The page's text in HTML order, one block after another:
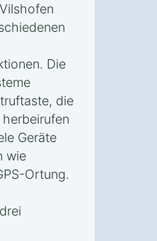
Die
die
Geräte
wie
Ortung.